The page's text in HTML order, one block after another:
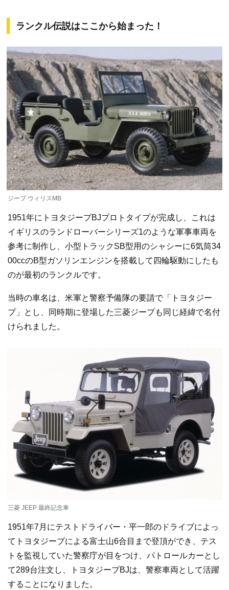
ランクル伝説はここから始まった！
ジープ ウィリスMB
1951年にトヨタジープBJプロトタイプが完成し、これは
イギリスのランドローバーシリーズ1のような軍事車両を
参考に制作し、小型トラックSB型用のシャシーに6気筒34
00ccのB型ガソリンエンジンを搭載して四輪駆動にしたも
のが最初のランクルです。
当時の車名は、米軍と警察予備隊の要請で「トヨタジー
プ」とし、同時期に登場した三菱ジープも同じ経緯で名付
けられました。
三菱 JEEP 最終記念車
1951年7月にテストドライバー・平一郎のドライブによっ
てトヨタジープによる富士山6合目まで登頂ができ、テス
トを監視していた警察庁が目をつけ、パトロールカーとし
て289台注文し、トヨタジープBJは、警察車両として活躍
することになりました。